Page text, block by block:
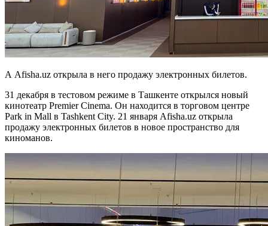
А Afisha.uz открыла в него продажу электронных билетов.
31 декабря в тестовом режиме в Ташкенте открылся новый
кинотеатр Premier Cinema. Он находится в торговом центре
Park in Mall в Tashkent City. 21 января Afisha.uz открыла
продажу электронных билетов в новое пространство для
киноманов.